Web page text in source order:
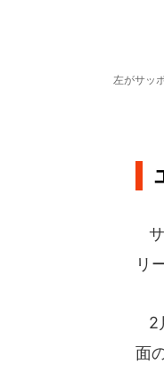
左がサッ
リ
2
面